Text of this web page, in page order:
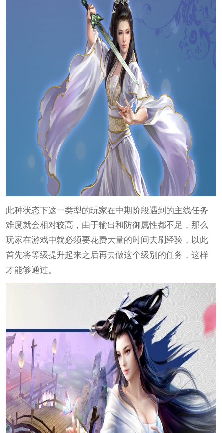
此种状态下这一类型的玩家在中期阶段遇到的主线任务
难度就会相对较高，由于输出和防御属性都不足，那么
玩家在游戏中就必须要花费大量的时间去刷经验，以此
首先将等级提升起来之后再去做这个级别的任务，这样
才能够通过。